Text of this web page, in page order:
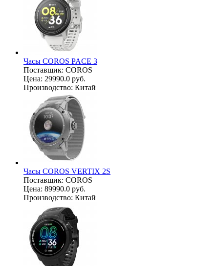
Часы COROS PACE 3
Поставщик: COROS
Цена: 29990.0 руб.
Производство: Китай
Часы COROS VERTIX 2S
Поставщик: COROS
Цена: 89990.0 руб.
Производство: Китай